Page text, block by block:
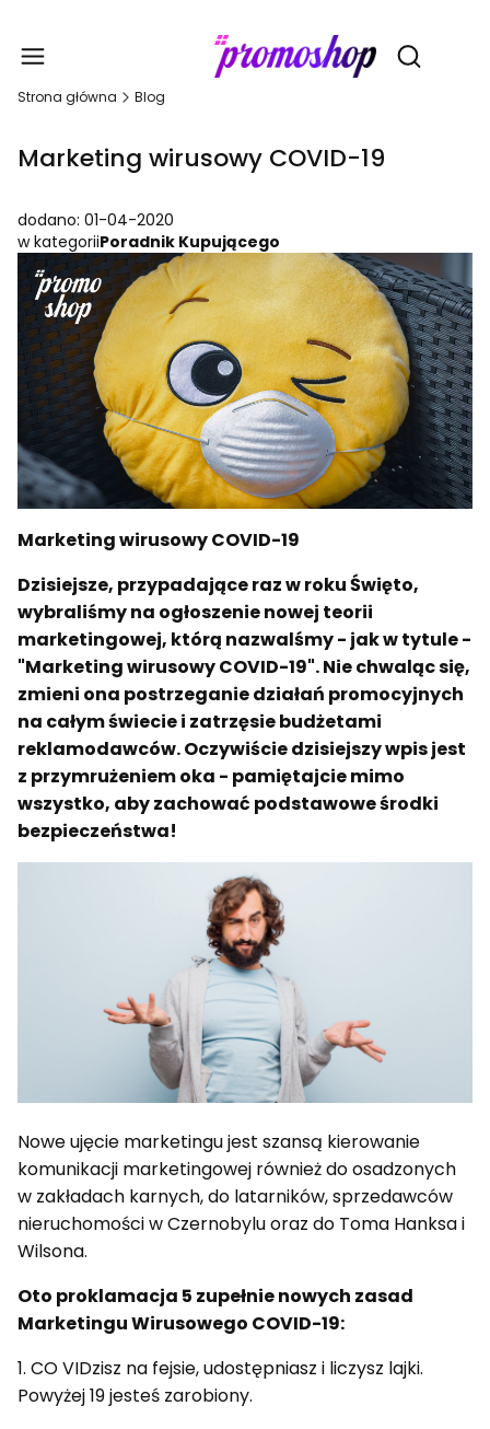
Otwórz
Strona główna Blog
Marketing wirusowy COVID-19
dodano: 01-04-2020
w kategoriiPoradnik Kupującego
Marketing wirusowy COVID-19
Dzisiejsze, przypadające raz w roku Święto,
wybraliśmy na ogłoszenie nowej teorii
marketingowej, którą nazwalśmy - jak w tytule -
"Marketing wirusowy COVID-19". Nie chwaląc się,
zmieni ona postrzeganie działań promocyjnych
na całym świecie i zatrzęsie budżetami
reklamodawców. Oczywiście dzisiejszy wpis jest
z przymrużeniem oka - pamiętajcie mimo
wszystko, aby zachować podstawowe środki
bezpieczeństwa!
Nowe ujęcie marketingu jest szansą kierowanie
komunikacji marketingowej również do osadzonych
w zakładach karnych, do latarników, sprzedawców
nieruchomości w Czernobylu oraz do Toma Hanksa i
Wilsona.
Oto proklamacja 5 zupełnie nowych zasad
Marketingu Wirusowego COVID-19:
1. CO VIDzisz na fejsie, udostępniasz i liczysz lajki.
Powyżej 19 jesteś zarobiony.